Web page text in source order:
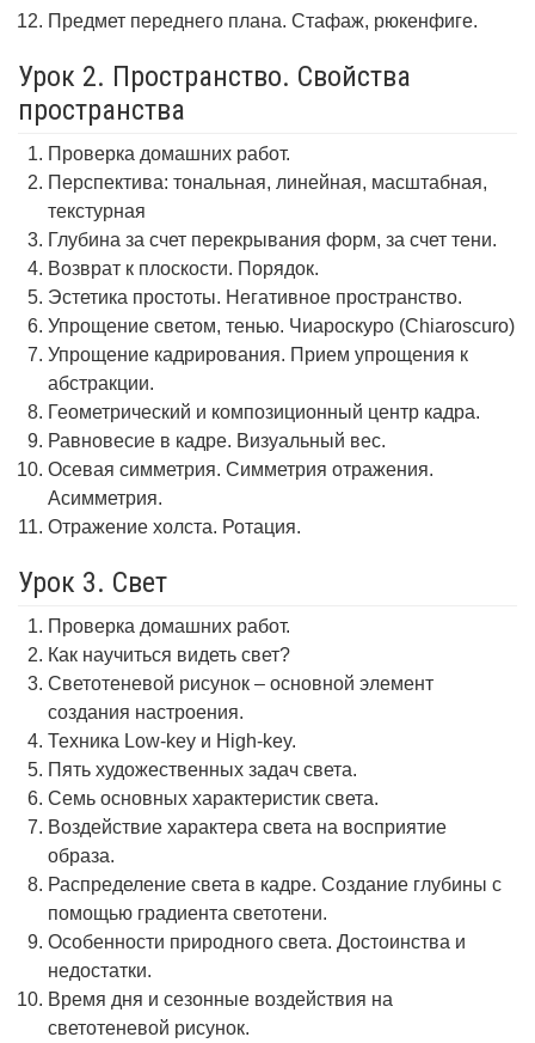
Предмет переднего плана. Стафаж, рюкенфиге.
Урок 2. Пространство. Свойства
пространства
Проверка домашних работ.
Перспектива: тональная, линейная, масштабная,
текстурная
Глубина за счет перекрывания форм, за счет тени.
Возврат к плоскости. Порядок.
Эстетика простоты. Негативное пространство.
Упрощение светом, тенью. Чиароскуро (Chiaroscuro)
Упрощение кадрирования. Прием упрощения к
абстракции.
Геометрический и композиционный центр кадра.
Равновесие в кадре. Визуальный вес.
Осевая симметрия. Симметрия отражения.
Асимметрия.
Отражение холста. Ротация.
Урок 3. Свет
Проверка домашних работ.
Как научиться видеть свет?
Светотеневой рисунок – основной элемент
создания настроения.
Техника Low-key и High-key.
Пять художественных задач света.
Семь основных характеристик света.
Воздействие характера света на восприятие
образа.
Распределение света в кадре. Создание глубины с
помощью градиента светотени.
Особенности природного света. Достоинства и
недостатки.
Время дня и сезонные воздействия на
светотеневой рисунок.